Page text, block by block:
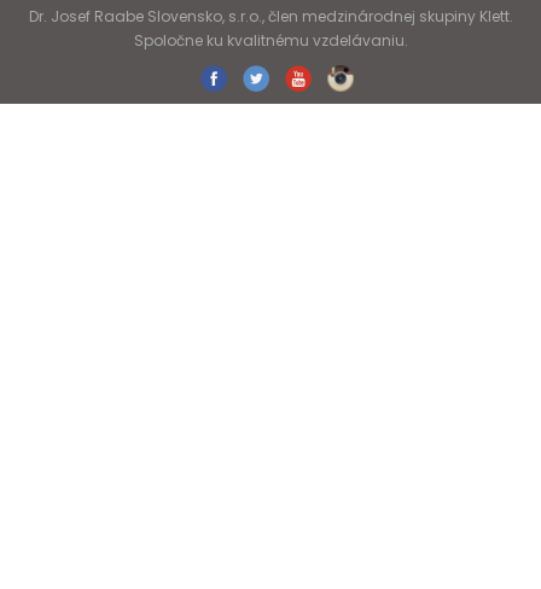
Dr. Josef Raabe Slovensko, s.r.o., člen medzinárodnej skupiny Klett.
Spoločne ku kvalitnému vzdelávaniu.